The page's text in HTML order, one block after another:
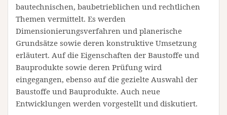
bautechnischen, baubetrieblichen und rechtlichen
Themen vermittelt. Es werden
Dimensionierungsverfahren und planerische
Grundsätze sowie deren konstruktive Umsetzung
erläutert. Auf die Eigenschaften der Baustoffe und
Bauprodukte sowie deren Prüfung wird
eingegangen, ebenso auf die gezielte Auswahl der
Baustoffe und Bauprodukte. Auch neue
Entwicklungen werden vorgestellt und diskutiert.